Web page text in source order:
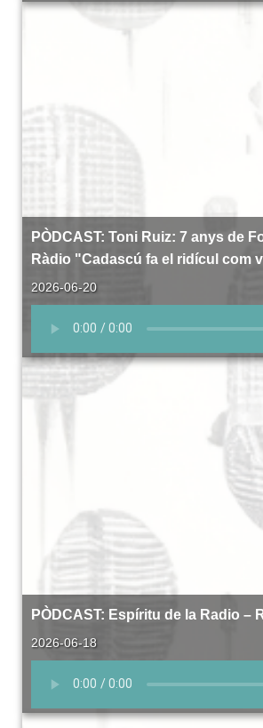
PÒDCAST: Toni Ruiz: 7 anys de
Ràdio "Cadascú fa el ridícul com
2026-06-20
PÒDCAST: Espíritu de la Radio –
2026-06-18